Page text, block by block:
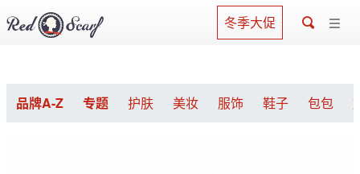
冬季大促
品牌A-Z 专题 护肤 美妆 服饰 鞋子 包包